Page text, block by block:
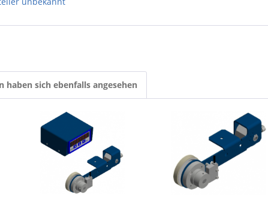
haben sich ebenfalls angesehen